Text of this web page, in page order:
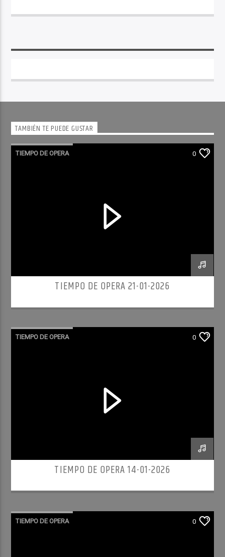
TAMBIÉN TE PUEDE GUSTAR
TIEMPO DE OPERA 0
TIEMPO DE OPERA 21-01-2026
TIEMPO DE OPERA 0
TIEMPO DE OPERA 14-01-2026
TIEMPO DE OPERA 0